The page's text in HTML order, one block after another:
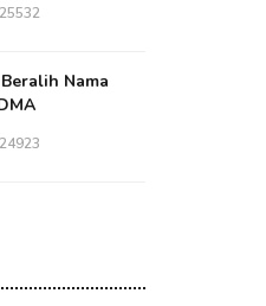
25532
Nama
24923